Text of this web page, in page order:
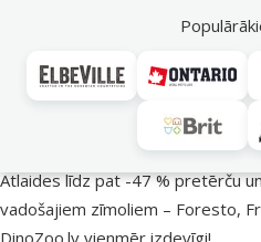
Pasargā
Atlaides līdz pat -47 % pretērču
vadošajiem zīmoliem – Foresto,
DinoZoo.lv vienmēr izdevīgi!